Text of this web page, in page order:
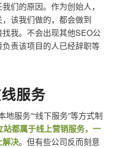
们的原因。作为创始人，
该我们做的，都会做到
我。不会出现其他SEO公
责该项目的人已经辞职等
服务
地服务”“线下服务”等方式制
站都属于线上营销服务，一
解决。但有些公司反而刻意